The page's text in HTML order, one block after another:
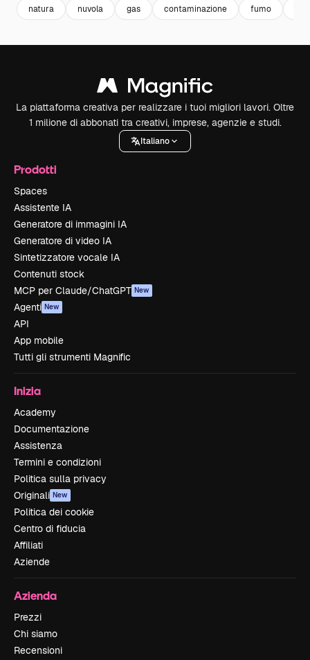
natura nuvola gas contaminazione fumo
La piattaforma creativa per realizzare i tuoi migliori lavori. Oltre
1 milione di abbonati tra creativi, imprese, agenzie e studi.
Italiano
Prodotti
Spaces
Assistente IA
Generatore di immagini IA
Generatore di video IA
Sintetizzatore vocale IA
Contenuti stock
MCP per Claude/ChatGPT New
Agenti New
API
App mobile
Tutti gli strumenti Magnific
Inizia
Academy
Documentazione
Assistenza
Termini e condizioni
Politica sulla privacy
Originali New
Politica dei cookie
Centro di fiducia
Affiliati
Aziende
Azienda
Prezzi
Chi siamo
Recensioni